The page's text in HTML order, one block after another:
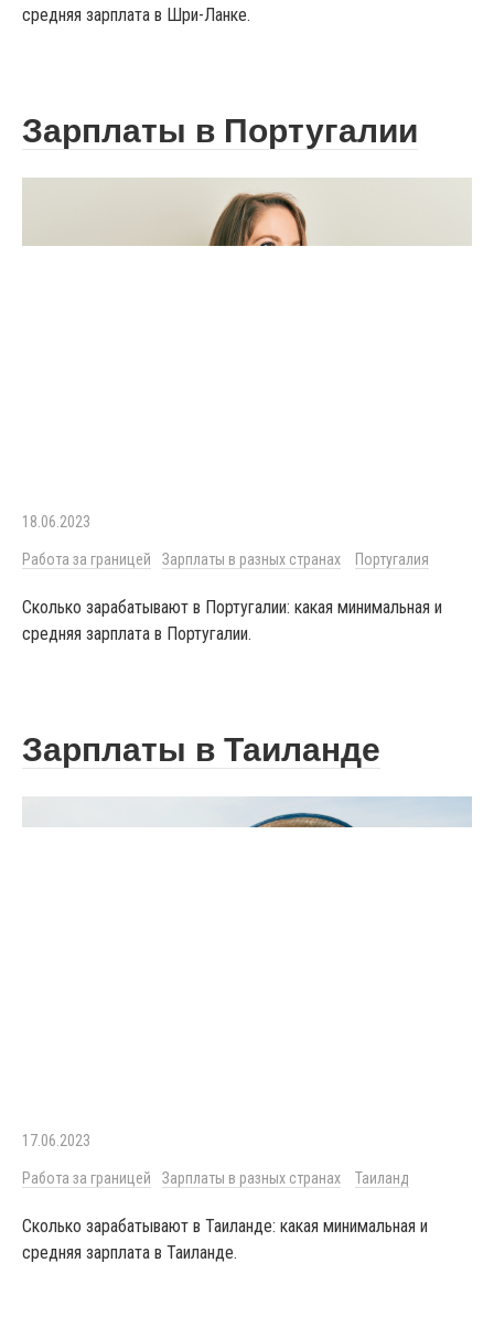
средняя зарплата в Шри-Ланке.
Зарплаты в Португалии
18.06.2023
Работа за границей Зарплаты в разных странах Португалия
Сколько зарабатывают в Португалии: какая минимальная и
средняя зарплата в Португалии.
Зарплаты в Таиланде
17.06.2023
Работа за границей Зарплаты в разных странах Таиланд
Сколько зарабатывают в Таиланде: какая минимальная и
средняя зарплата в Таиланде.